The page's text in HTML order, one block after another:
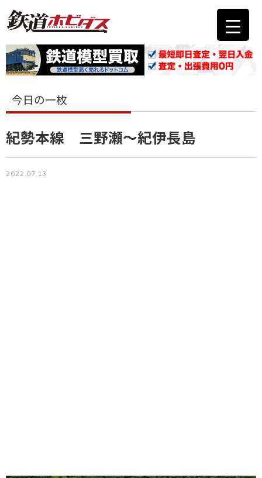
今日の一枚
紀勢本線 三野瀬～紀伊長島
2022.07.13